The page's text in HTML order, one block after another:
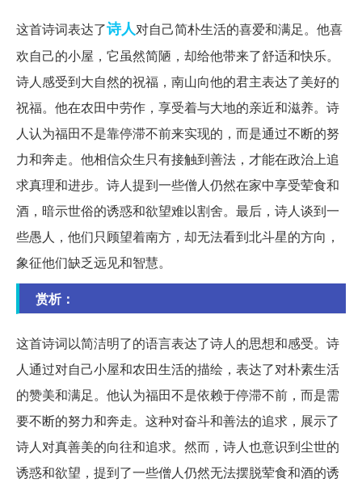
这首诗词表达了诗人对自己简朴生活的喜爱和满足。他喜
欢自己的小屋，它虽然简陋，却给他带来了舒适和快乐。
诗人感受到大自然的祝福，南山向他的君主表达了美好的
祝福。他在农田中劳作，享受着与大地的亲近和滋养。诗
人认为福田不是靠停滞不前来实现的，而是通过不断的努
力和奔走。他相信众生只有接触到善法，才能在政治上追
求真理和进步。诗人提到一些僧人仍然在家中享受荤食和
酒，暗示世俗的诱惑和欲望难以割舍。最后，诗人谈到一
些愚人，他们只顾望着南方，却无法看到北斗星的方向，
象征他们缺乏远见和智慧。
赏析：
这首诗词以简洁明了的语言表达了诗人的思想和感受。诗
人通过对自己小屋和农田生活的描绘，表达了对朴素生活
的赞美和满足。他认为福田不是依赖于停滞不前，而是需
要不断的努力和奔走。这种对奋斗和善法的追求，展示了
诗人对真善美的向往和追求。然而，诗人也意识到尘世的
诱惑和欲望，提到了一些僧人仍然无法摆脱荤食和酒的诱